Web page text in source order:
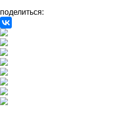
поделиться: